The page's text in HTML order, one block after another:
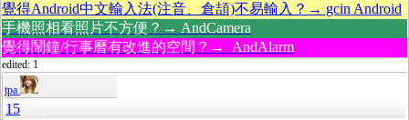
覺得Android中文輸入法(注音、倉頡)不易輸入？→ gcin Android
手機照相看照片不方便？→ AndCamera
覺得鬧鐘/行事曆有改進的空間？→ AndAlarm
edited: 1
tpa
15